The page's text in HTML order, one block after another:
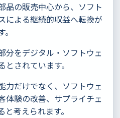
品の販売中心から、ソフト
による継続的収益へ転換が
分をデジタル・ソフトウェ
されています。
力だけでなく、ソフトウェ
体験の改善、サプライチェ
考えられます。